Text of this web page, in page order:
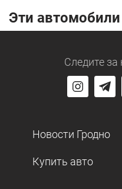
Эти
Следите за
Новости Гродно
Купить авто